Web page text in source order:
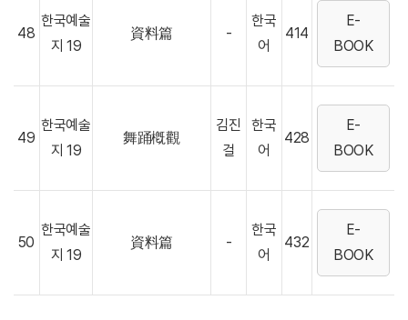
48
한국예술
지 19
資料篇 -
한국
어
414
E-
BOOK
49
한국예술
지 19
舞踊槪觀
김진
걸
한국
어
428
E-
BOOK
50
한국예술
지 19
資料篇 -
한국
어
432
E-
BOOK